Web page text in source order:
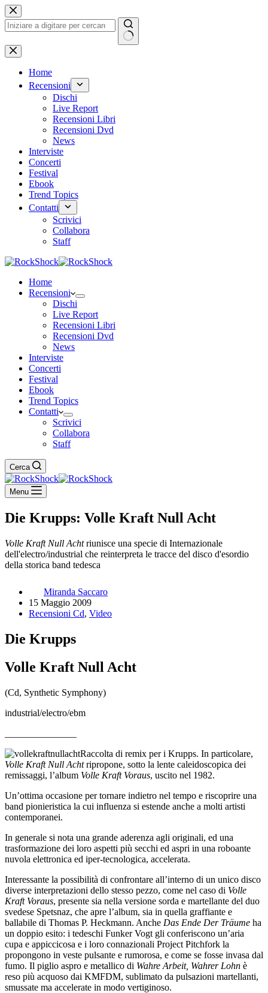
Salta
al
contenuto
Nessun
risultato
Home
Recensioni
Dischi
Live Report
Recensioni Libri
Recensioni Dvd
News
Interviste
Concerti
Festival
Ebook
Trend Topics
Contatti
Scrivici
Collabora
Staff
Home
Recensioni
Dischi
Live Report
Recensioni Libri
Recensioni Dvd
News
Interviste
Concerti
Festival
Ebook
Trend Topics
Contatti
Scrivici
Collabora
Staff
Cerca
Menu
Die Krupps: Volle Kraft Null Acht
Volle Kraft Null Achtriunisce una specie di Internazionale
dell'electro/industrial che reinterpreta le tracce del disco d'esordio
della storica band tedesca
Miranda Saccaro
15 Maggio 2009
Recensioni Cd, Video
Die Krupps
Volle Kraft Null Acht
(Cd, Synthetic Symphony)
industrial/electro/ebm
Raccolta di remix per i Krupps. In particolare,
Volle Kraft Null Achtripropone, sotto la lente caleidoscopica dei
remissaggi, l’album Volle Kraft Voraus, uscito nel 1982.
Un’ottima occasione per tornare indietro nel tempo e riscoprire una
band pionieristica la cui influenza si estende anche a molti artisti
contemporanei.
In generale si nota una grande aderenza agli originali, ed una
trasformazione dei loro aspetti più secchi ed aspri in una roboante
nuvola elettronica ed iper-tecnologica, accelerata.
Interessante la possibilità di confrontare all’interno di un unico disco
diverse interpretazioni dello stesso pezzo, come nel caso di Volle
Kraft Voraus, presente sia nella versione sorda e martellante del duo
svedese Spetsnaz, che apre l’album, sia in quella graffiante e
ballabile di Thomas P. Heckmann. Anche Das Ende Der Träume ha
un doppio esito: i tedeschi Funker Vogt gli conferiscono un’aria
cupa e appiccicosa e i loro connazionali Project Pitchfork la
propongono in veste pulsante e rumorosa, e come se fosse invasa dal
fumo. Il piglio aspro e metallico di Wahre Arbeit, Wahrer Lohn è
reso più acquoso dai KMFDM, sublimato da pulsazioni martellanti,
smussate ma accelerate in modo vertiginoso.